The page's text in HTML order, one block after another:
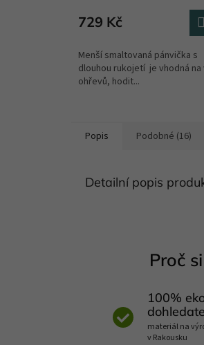
produktu
je
z
5
hvězdiček.
729 Kč
Menší smaltovaná pánvička s
dlouhou rukojetí je vhodná
ohřevů, hodit...
Popis Podobné (16)
Detailní popis
Proč si
100%
materiál na
v Rakousku